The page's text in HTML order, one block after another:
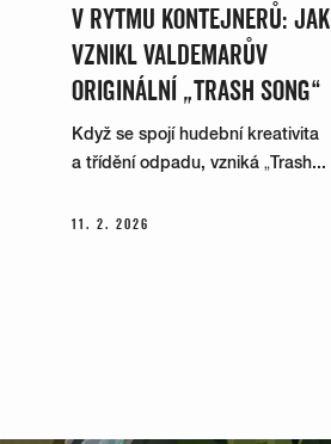
V RYTMU KONTEJNERŮ: JAK
VZNIKL VALDEMARŮV
ORIGINÁLNÍ „TRASH SONG“
Když se spojí hudební kreativita
a třídění odpadu, vzniká „Trash...
11. 2. 2026